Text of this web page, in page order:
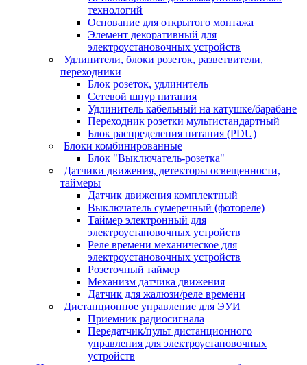
технологий
Основание для открытого монтажа
Элемент декоративный для
электроустановочных устройств
Удлинители, блоки розеток, разветвители,
переходники
Блок розеток, удлинитель
Сетевой шнур питания
Удлинитель кабельный на катушке/барабане
Переходник розетки мультистандартный
Блок распределения питания (PDU)
Блоки комбинированные
Блок "Выключатель-розетка"
Датчики движения, детекторы освещенности,
таймеры
Датчик движения комплектный
Выключатель сумеречный (фотореле)
Таймер электронный для
электроустановочных устройств
Реле времени механическое для
электроустановочных устройств
Розеточный таймер
Механизм датчика движения
Датчик для жалюзи/реле времени
Дистанционное управление для ЭУИ
Приемник радиосигнала
Передатчик/пульт дистанционного
управления для электроустановочных
устройств